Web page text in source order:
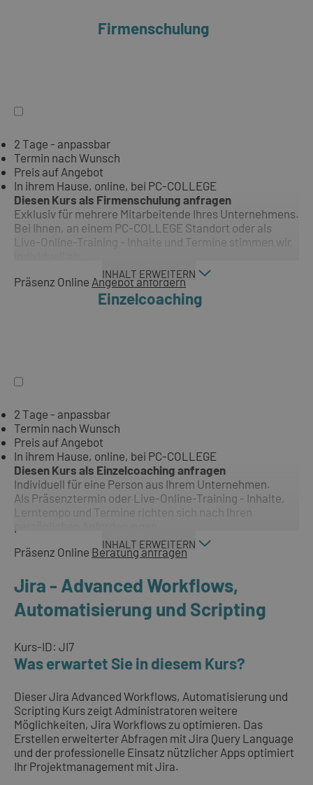
Firmenschulung
2 Tage - anpassbar
Termin nach Wunsch
Preis auf Angebot
In ihrem Hause, online, bei PC-COLLEGE
Diesen Kurs als Firmenschulung anfragen
Exklusiv für mehrere Mitarbeitende Ihres Unternehmens.
Bei Ihnen, an einem PC-COLLEGE Standort oder als
Live-Online-Training - Inhalte und Termine stimmen wir
INHALT ERWEITERN
Präsenz Online Angebot anfordern
Einzelcoaching
2 Tage - anpassbar
Termin nach Wunsch
Preis auf Angebot
In ihrem Hause, online, bei PC-COLLEGE
Diesen Kurs als Einzelcoaching anfragen
Individuell für eine Person aus Ihrem Unternehmen.
Als Präsenztermin oder Live-Online-Training - Inhalte,
Lerntempo und Termine richten sich nach Ihren
INHALT ERWEITERN
Präsenz Online Beratung anfragen
Jira - Advanced Workflows,
Automatisierung und Scripting
Kurs-ID: JI7
Was erwartet Sie in diesem Kurs?
Dieser Jira Advanced Workflows, Automatisierung und
Scripting Kurs zeigt Administratoren weitere
Möglichkeiten, Jira Workflows zu optimieren. Das
Erstellen erweiterter Abfragen mit Jira Query Language
und der professionelle Einsatz nützlicher Apps optimiert
Ihr Projektmanagement mit Jira.